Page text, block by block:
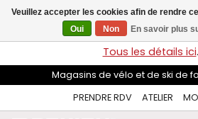
flèches
haut
et
pour
sélectionner
LIVRAISON GRATUITEsur les
Tous les détails ici.
Magasins de vélo et de ski de
PRENDRE RDV
ATELIER
Veuillez accepter les cookies afin de rendre
Oui
Non En savoir plus